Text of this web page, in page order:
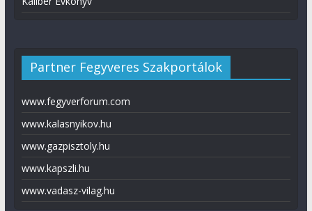
Partner Fegyveres Szakportálok
www.fegyverforum.com
www.kalasnyikov.hu
www.gazpisztoly.hu
www.kapszli.hu
www.vadasz-vilag.hu